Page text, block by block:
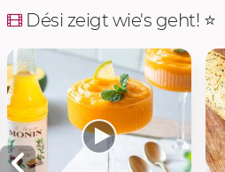
Dési zeigt wie's geht! ⭐️